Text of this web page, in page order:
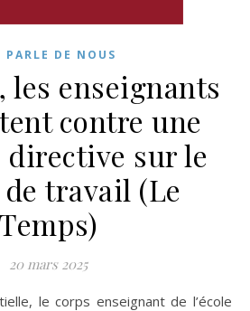
PARLE DE NOUS
les enseignants
contre une
sur le
travail (Le
Temps)
20 mars 2025